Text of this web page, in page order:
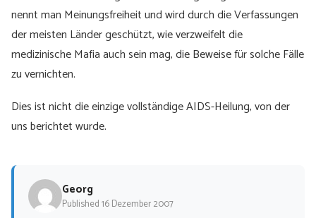
nennt man Meinungsfreiheit und wird durch die Verfassungen
der meisten Länder geschützt, wie verzweifelt die
medizinische Mafia auch sein mag, die Beweise für solche Fälle
zu vernichten.
Dies ist nicht die einzige vollständige AIDS-Heilung, von der
uns berichtet wurde.
Georg
Published 16 Dezember 2007